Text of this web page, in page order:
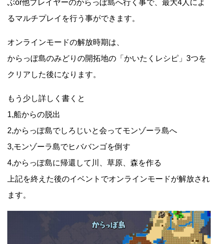
ぶor他プレイヤーのからっぽ島へ行く事で、最大4人によ
るマルチプレイを行う事ができます。
オンラインモードの解放時期は、
からっぽ島のみどりの開拓地の「かいたくレシピ」3つを
クリアした後になります。
もう少し詳しく書くと
1,船からの脱出
2,からっぽ島でしろじいと会ってモンゾーラ島へ
3,モンゾーラ島でヒババンゴを倒す
4,からっぽ島に帰還して川、草原、森を作る
上記を終えた後のイベントでオンラインモードが解放され
ます。